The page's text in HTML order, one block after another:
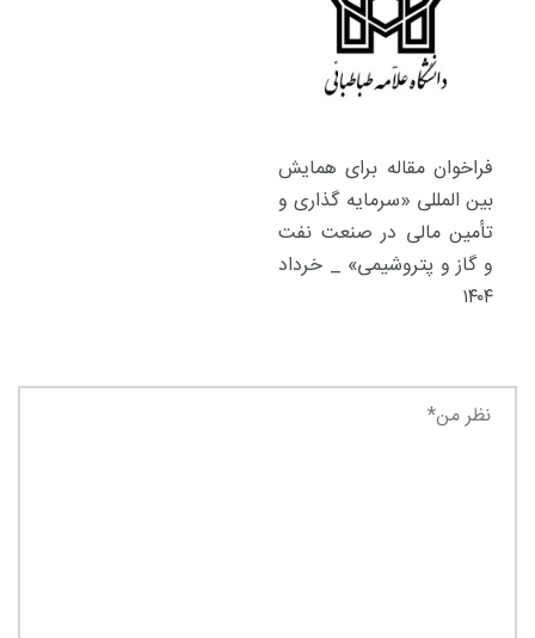
فراخوان مقاله برای همایش
بین المللی «سرمایه گذاری و
تأمین مالی در صنعت نفت
و گاز و پتروشیمی» _ خرداد
۱۴۰۴